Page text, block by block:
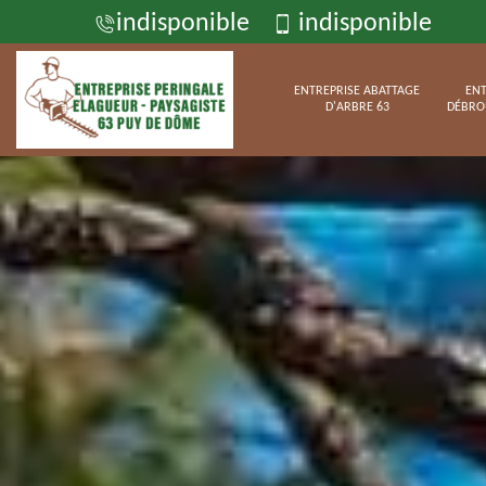
indisponible indisponible
ENTREPRISE ABATTAGE
D'ARBRE 63